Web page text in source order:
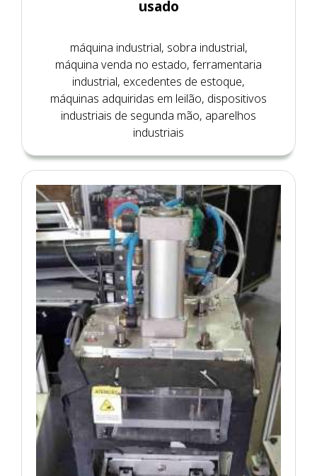
usado
máquina industrial, sobra industrial,
máquina venda no estado, ferramentaria
industrial, excedentes de estoque,
máquinas adquiridas em leilão, dispositivos
industriais de segunda mão, aparelhos
industriais